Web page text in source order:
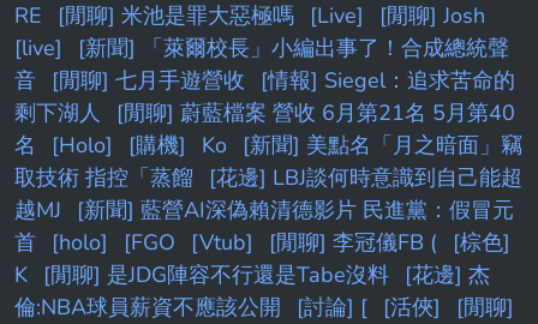
RE
[閒聊] 米池是罪大惡極嗎 [Live]
[閒聊] Josh
[live]
[新聞] 「萊爾校長」小編出事了！合成總統聲
音
[閒聊] 七月手遊營收
[情報] Siegel：追求苦命的
剩下湖人
[閒聊] 蔚藍檔案 營收 6月第21名 5月第40
名
[Holo] [購機] Ko
[新聞] 美點名「月之暗面」竊
取技術 指控「蒸餾
[花邊] LBJ談何時意識到自己能超
越MJ
[新聞] 藍營AI深偽賴清德影片 民進黨：假冒元
首
[holo] [FGO [Vtub] [閒聊] 李冠儀FB (
[棕色]
K
[閒聊] 是JDG陣容不行還是Tabe沒料
[花邊] 杰
倫:NBA球員薪資不應該公開
[討論] [ [活俠]
[閒聊]